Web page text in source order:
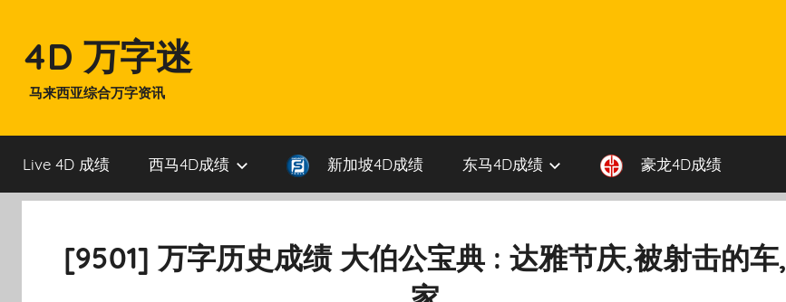
content4D 万字迷
马来西亚综合万字资讯
Live 4D 成绩 西马4D成绩 新加坡4D成绩 东马4D成绩 豪龙4D成绩
[9501] 万字历史成绩 大伯公宝典 : 达雅节庆,被射击的车,